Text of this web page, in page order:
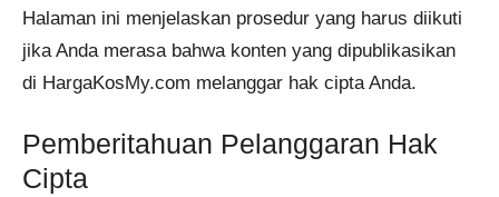
Halaman ini menjelaskan prosedur yang harus diikuti
jika Anda merasa bahwa konten yang dipublikasikan
di HargaKosMy.com melanggar hak cipta Anda.
Pemberitahuan Pelanggaran Hak
Cipta